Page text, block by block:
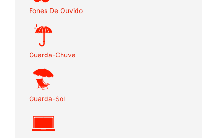
Fones De Ouvido
Guarda-Chuva
Guarda-Sol